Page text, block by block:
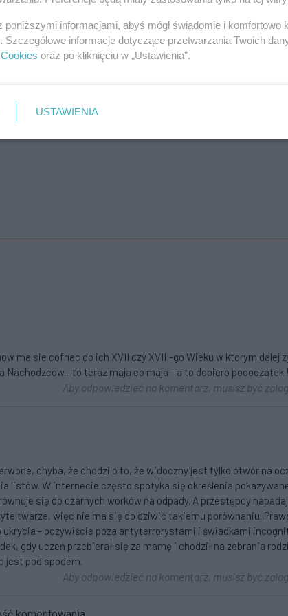
regularnego komentatora gazety, za co –
do 275 tys. funtów rocznie.
ma sie cofnac do ich XVII czy XVIII-go Wieku w ktorym dalej
Nachodzcow... to teraz maja co maja - a to dopiero poooczatek
Aby odpowiedzieć na komentarz, musisz być
chyba, że chodzi o to, że widoczny jest tylko otwór na
listów. W internecie często spotyka się określenia
się do czarnych worków na odpady. A przestępcy
twarze, więc nie ma się co dziwić takiemu porównaniu.
ukrycia - oczywiście poza antyterrorystami i świadkami
gdy uczeń przebierał się za mamę i chodził na zebrania
jest pod spodem.
Aby odpowiedzieć na komentarz, musisz być
poniższymi informacjami, abyś mógł świadomie i
Szczegółowe informacje dotyczące przetwarzania Twoich
oraz po kliknięciu w „Ustawienia”.
USTAWIENIA